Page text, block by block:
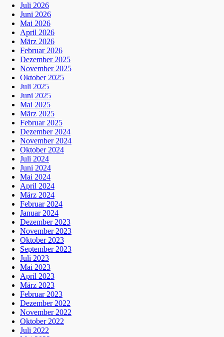
Juli 2026
Juni 2026
Mai 2026
April 2026
März 2026
Februar 2026
Dezember 2025
November 2025
Oktober 2025
Juli 2025
Juni 2025
Mai 2025
März 2025
Februar 2025
Dezember 2024
November 2024
Oktober 2024
Juli 2024
Juni 2024
Mai 2024
April 2024
März 2024
Februar 2024
Januar 2024
Dezember 2023
November 2023
Oktober 2023
September 2023
Juli 2023
Mai 2023
April 2023
März 2023
Februar 2023
Dezember 2022
November 2022
Oktober 2022
Juli 2022